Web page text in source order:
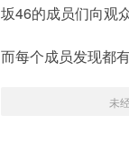
坂46的成员们向观
而每个成员发现都
未